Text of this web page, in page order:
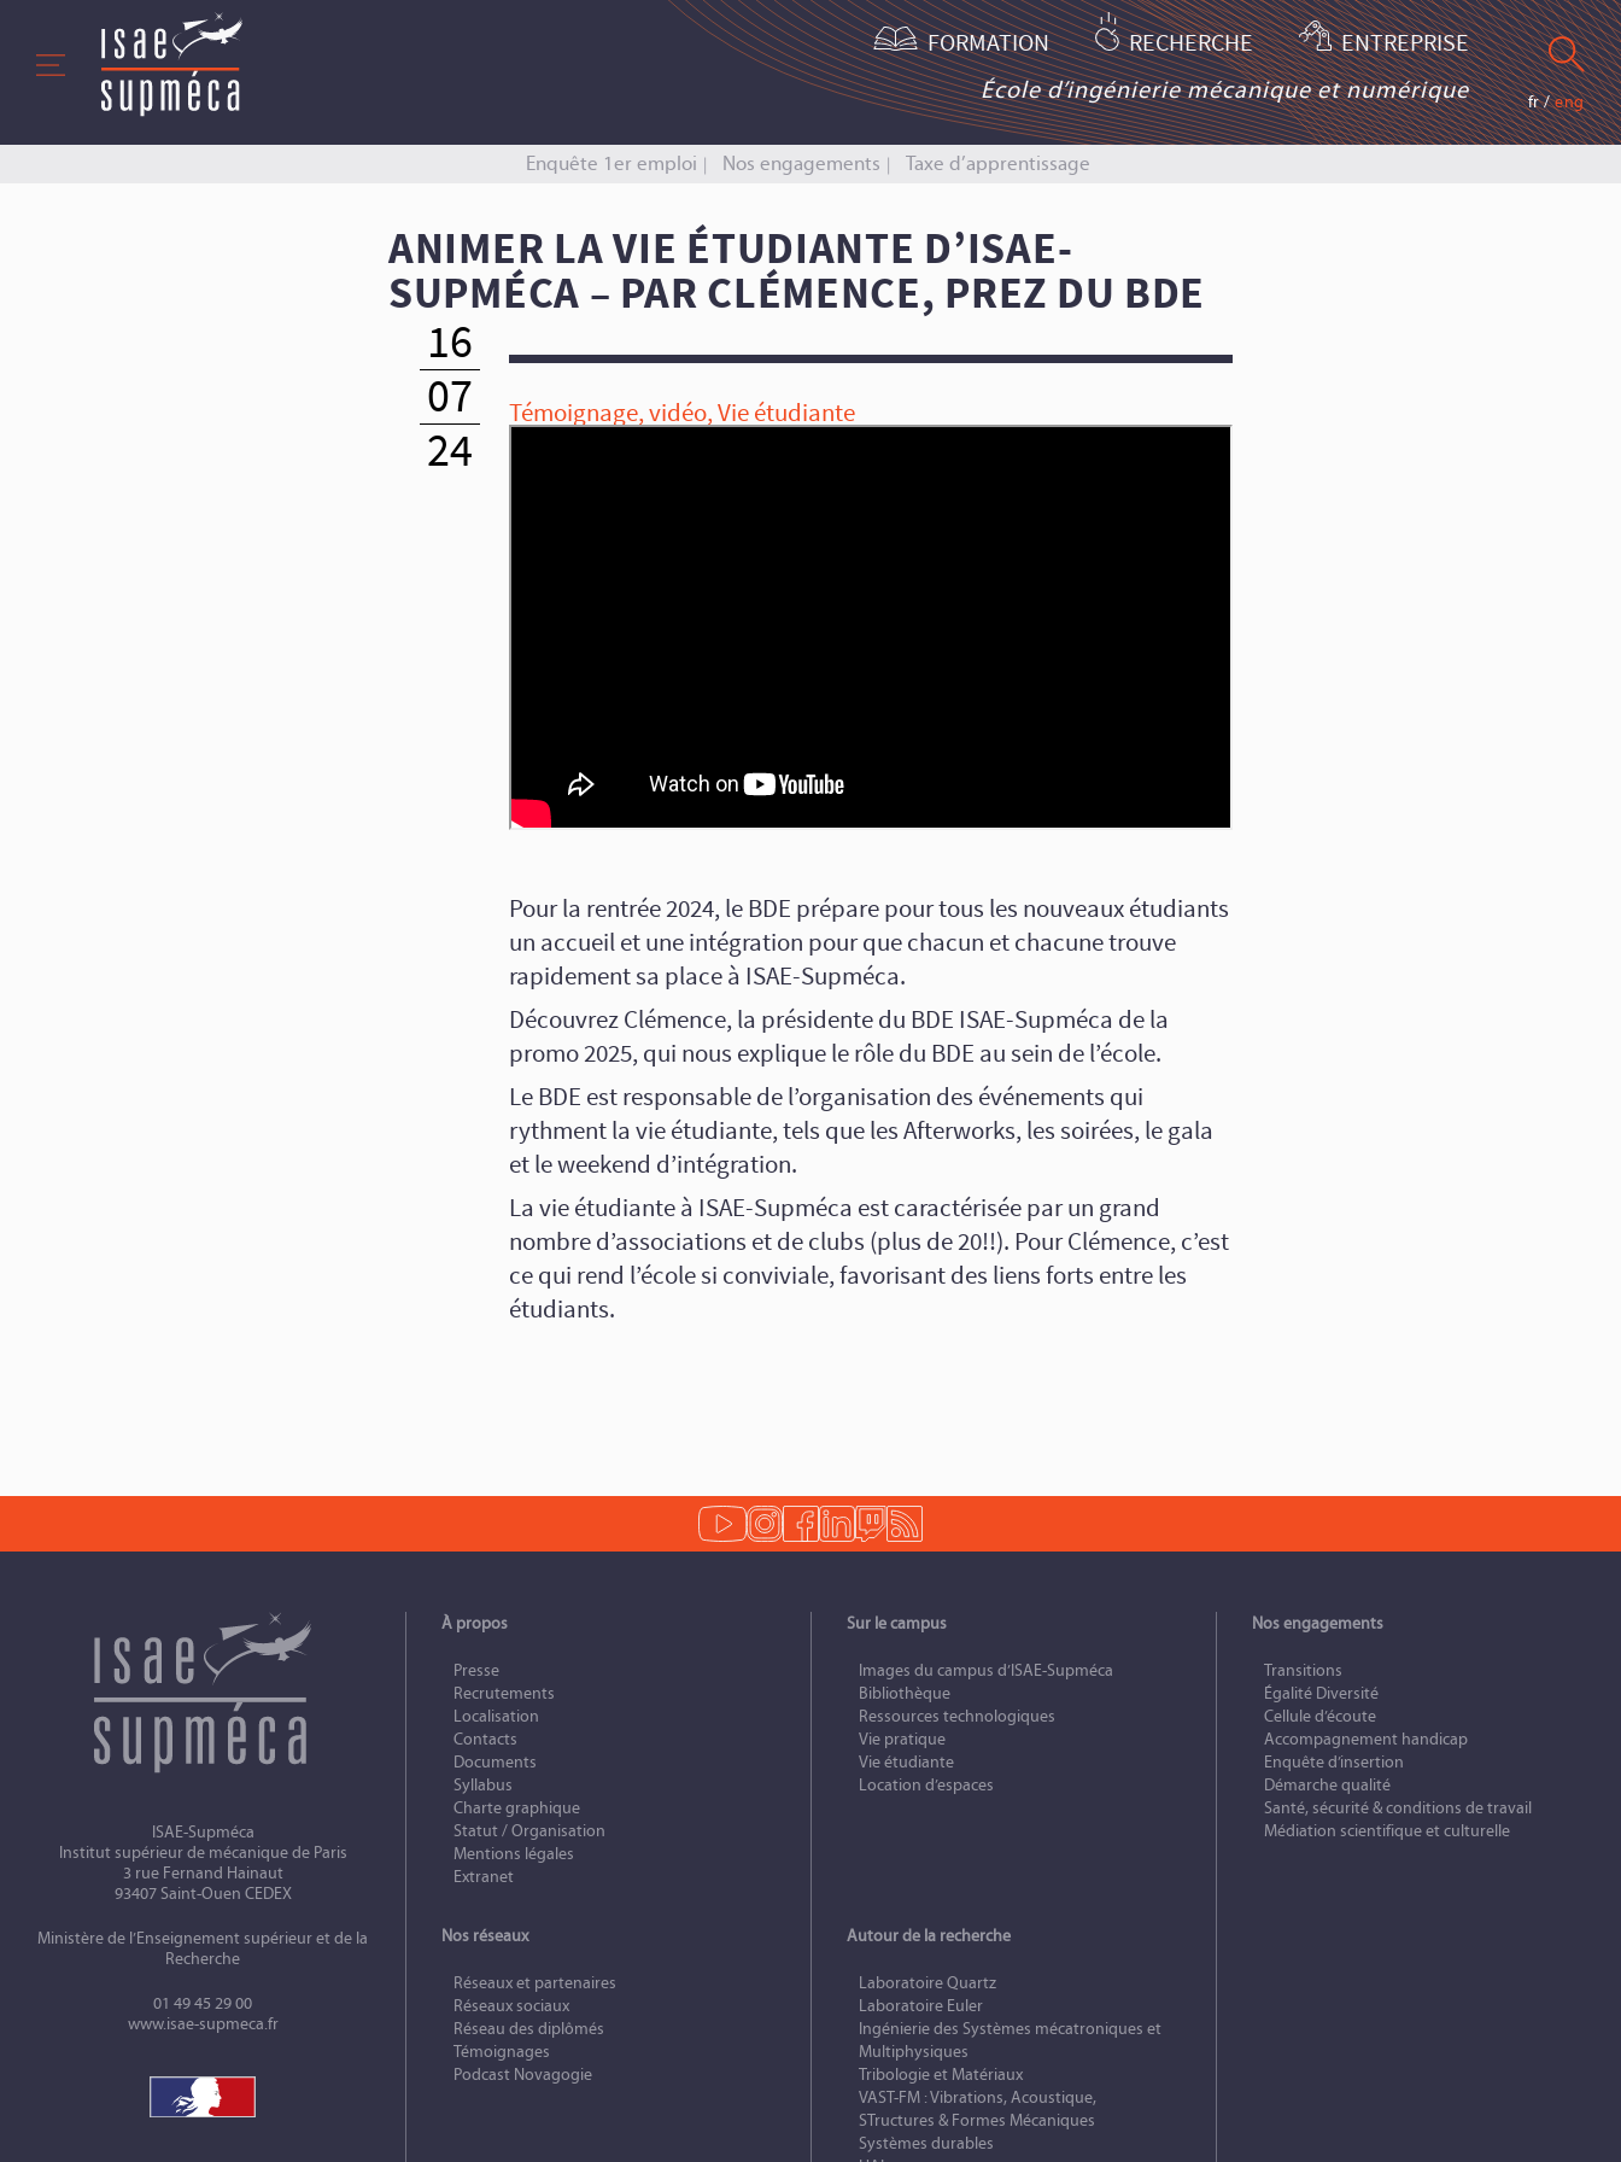
FORMATION RECHERCHE ENTREPRISE
École d’ingénierie mécanique et numérique fr/eng
Enquête 1er emploi Nos engagements Taxe d’apprentissage
ANIMER LA VIE ÉTUDIANTE D’ISAE-
SUPMÉCA – PAR CLÉMENCE, PREZ DU BDE
16
07
24
Témoignage,vidéo,Vie étudiante
Pour la rentrée 2024, le BDE prépare pour tous les nouveaux étudiants
un accueil et une intégration pour que chacun et chacune trouve
rapidement sa place à ISAE-Supméca.
Découvrez Clémence, la présidente du BDE ISAE-Supméca de la
promo 2025, qui nous explique le rôle du BDE au sein de l’école.
Le BDE est responsable de l’organisation des événements qui
rythment la vie étudiante, tels que les Afterworks, les soirées, le gala
et le weekend d’intégration.
La vie étudiante à ISAE-Supméca est caractérisée par un grand
nombre d’associations et de clubs (plus de 20!!). Pour Clémence, c’est
ce qui rend l’école si conviviale, favorisant des liens forts entre les
étudiants.
ISAE-Supméca
Institut supérieur de mécanique de Paris
3 rue Fernand Hainaut
93407 Saint-Ouen CEDEX
Ministère de l’Enseignement supérieur et de la
Recherche
01 49 45 29 00
www.isae-supmeca.fr
À propos
Presse
Recrutements
Localisation
Contacts
Documents
Syllabus
Charte graphique
Statut / Organisation
Mentions légales
Extranet
Sur le campus
Images du campus d’ISAE-Supméca
Bibliothèque
Ressources technologiques
Vie pratique
Vie étudiante
Location d’espaces
Nos engagements
Transitions
Égalité Diversité
Cellule d’écoute
Accompagnement handicap
Enquête d’insertion
Démarche qualité
Santé, sécurité & conditions de travail
Médiation scientifique et culturelle
Nos réseaux
Réseaux et partenaires
Réseaux sociaux
Réseau des diplômés
Témoignages
Podcast Novagogie
Autour de la recherche
Laboratoire Quartz
Laboratoire Euler
Ingénierie des Systèmes mécatroniques et
Multiphysiques
Tribologie et Matériaux
VAST-FM : Vibrations, Acoustique,
STructures & Formes Mécaniques
Systèmes durables